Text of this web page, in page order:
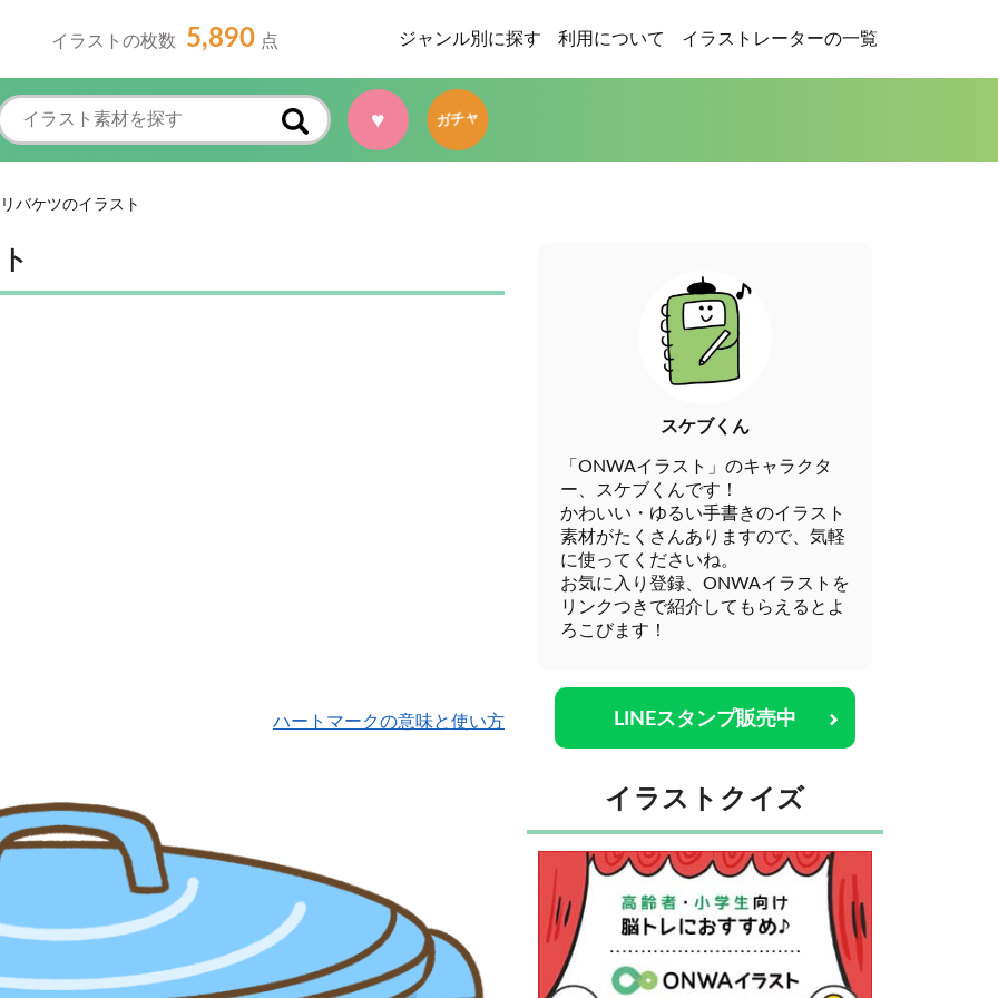
イラストの枚数 5,890 点 ジャンル別に探す 利用について イラストレーターの一覧
♥ ガチャ
バケツのイラスト
ハートマークの意味と使い方
スケブくん
「ONWAイラスト」のキャラクタ
ー、スケブくんです！
かわいい・ゆるい手書きのイラスト
素材がたくさんありますので、気軽
に使ってくださいね。
お気に入り登録、ONWAイラストを
リンクつきで紹介してもらえるとよ
ろこびます！
LINEスタンプ販売中
イラストクイズ